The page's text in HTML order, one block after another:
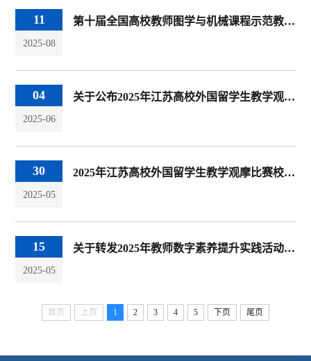
11
2025-08
第十届全国高校教师图学与机械课程示范教学与创新教学法观摩竞赛备战策略与经验分享会圆满举行
04
2025-06
关于公布2025年江苏高校外国留学生教学观摩比赛校内选拔赛结果的通知
30
2025-05
2025年江苏高校外国留学生教学观摩比赛校内选拔赛获奖名单公示
15
2025-05
关于转发2025年教师数字素养提升实践活动相关通知的通知
首页 上页 1 2 3 4 5 下页 尾页